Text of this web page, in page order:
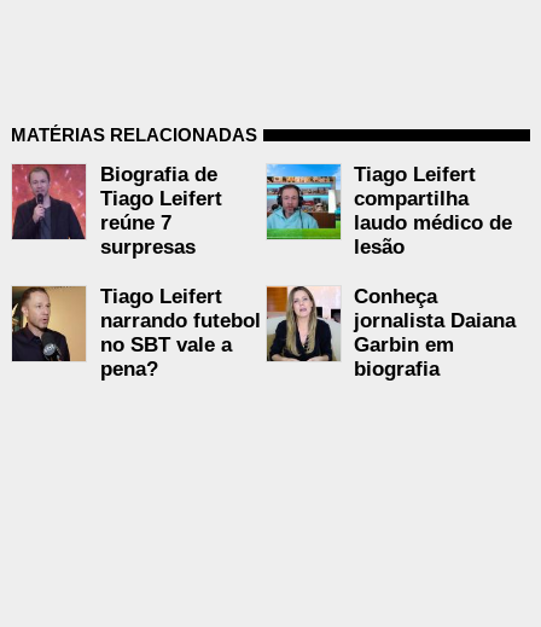
MATÉRIAS RELACIONADAS
Biografia de
Tiago Leifert
reúne 7
surpresas
Tiago Leifert
compartilha
laudo médico de
lesão
Tiago Leifert
narrando futebol
no SBT vale a
pena?
Conheça
jornalista Daiana
Garbin em
biografia